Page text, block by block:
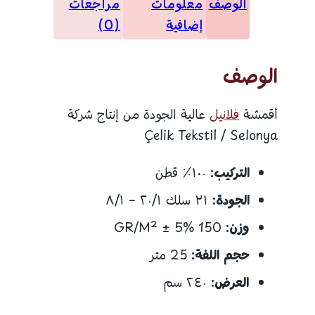
الوصف معلومات
إضافية
مراجعات
(0)
الوصف
أقمشة فلانيل عالية الجودة من إنتاج شركة
Çelik Tekstil / Selonya
التركيب:
الجودة:
وزن:
حجم اللفة:
العرض: